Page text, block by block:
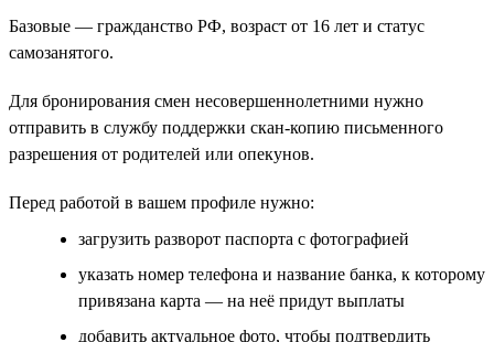
Базовые — гражданство РФ, возраст от 16 лет и статус
самозанятого.
Для бронирования смен несовершеннолетними нужно
отправить в службу поддержки скан-копию письменного
разрешения от родителей или опекунов.
Перед работой в вашем профиле нужно:
загрузить разворот паспорта с фотографией
указать номер телефона и название банка, к которому
привязана карта — на неё придут выплаты
добавить актуальное фото, чтобы подтвердить